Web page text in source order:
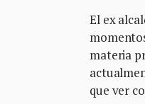
El ex
materia
que ver